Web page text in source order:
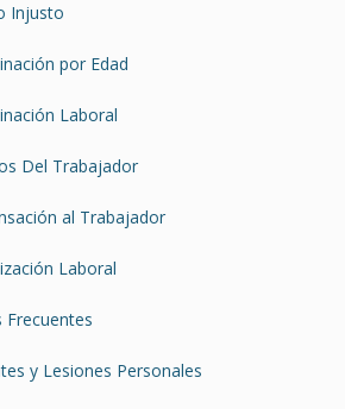
Injusto
por Edad
Laboral
Del Trabajador
al Trabajador
Laboral
Frecuentes
y Lesiones Personales